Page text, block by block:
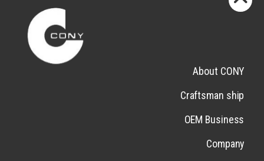
About CONY
Craftsman ship
OEM Business
Company